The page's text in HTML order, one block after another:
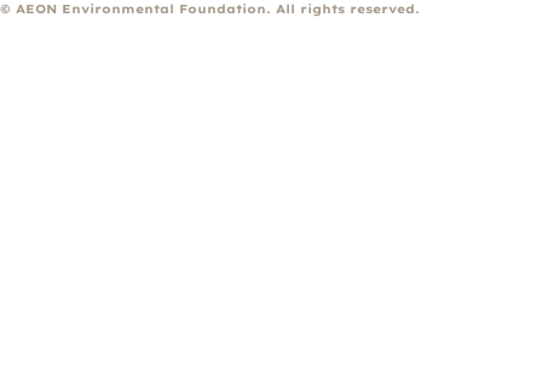
© AEON Environmental Foundation. All rights reserved.